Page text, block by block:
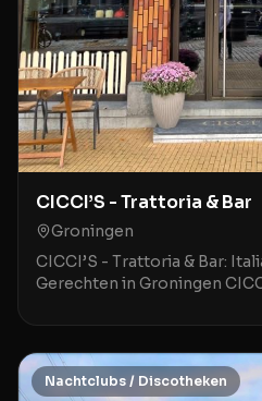
CICCI’S - Trattoria & Bar
Groningen
CICCI’S - Trattoria & Bar:
Gerechten in Groningen
Nachtclubs / Discotheken